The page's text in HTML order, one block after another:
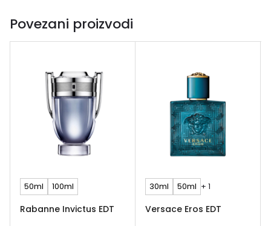
Povezani proizvodi
50ml 100ml
Rabanne Invictus EDT
30ml 50ml + 1
Versace Eros EDT